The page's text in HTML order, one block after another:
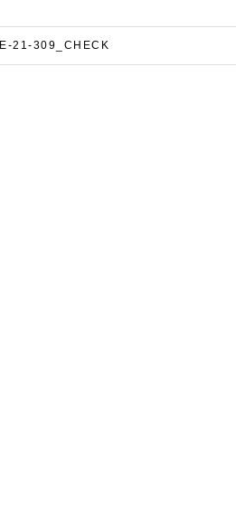
E-21-309_CHECK